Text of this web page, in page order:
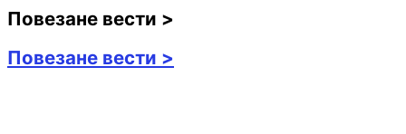
Повезане вести >
Повезане вести >